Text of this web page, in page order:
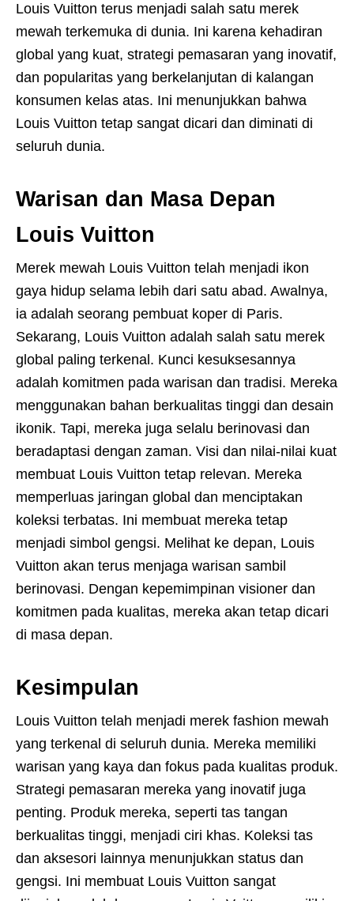
Louis Vuitton terus menjadi salah satu merek
mewah terkemuka di dunia. Ini karena kehadiran
global yang kuat, strategi pemasaran yang inovatif,
dan popularitas yang berkelanjutan di kalangan
konsumen kelas atas. Ini menunjukkan bahwa
Louis Vuitton tetap sangat dicari dan diminati di
seluruh dunia.
Warisan dan Masa Depan
Louis Vuitton
Merek mewah Louis Vuitton telah menjadi ikon
gaya hidup selama lebih dari satu abad. Awalnya,
ia adalah seorang pembuat koper di Paris.
Sekarang, Louis Vuitton adalah salah satu merek
global paling terkenal. Kunci kesuksesannya
adalah komitmen pada warisan dan tradisi. Mereka
menggunakan bahan berkualitas tinggi dan desain
ikonik. Tapi, mereka juga selalu berinovasi dan
beradaptasi dengan zaman. Visi dan nilai-nilai kuat
membuat Louis Vuitton tetap relevan. Mereka
memperluas jaringan global dan menciptakan
koleksi terbatas. Ini membuat mereka tetap
menjadi simbol gengsi. Melihat ke depan, Louis
Vuitton akan terus menjaga warisan sambil
berinovasi. Dengan kepemimpinan visioner dan
komitmen pada kualitas, mereka akan tetap dicari
di masa depan.
Kesimpulan
Louis Vuitton telah menjadi merek fashion mewah
yang terkenal di seluruh dunia. Mereka memiliki
warisan yang kaya dan fokus pada kualitas produk.
Strategi pemasaran mereka yang inovatif juga
penting. Produk mereka, seperti tas tangan
berkualitas tinggi, menjadi ciri khas. Koleksi tas
dan aksesori lainnya menunjukkan status dan
gengsi. Ini membuat Louis Vuitton sangat